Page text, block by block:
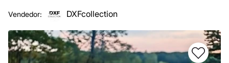
Vendedor: DXFcollection